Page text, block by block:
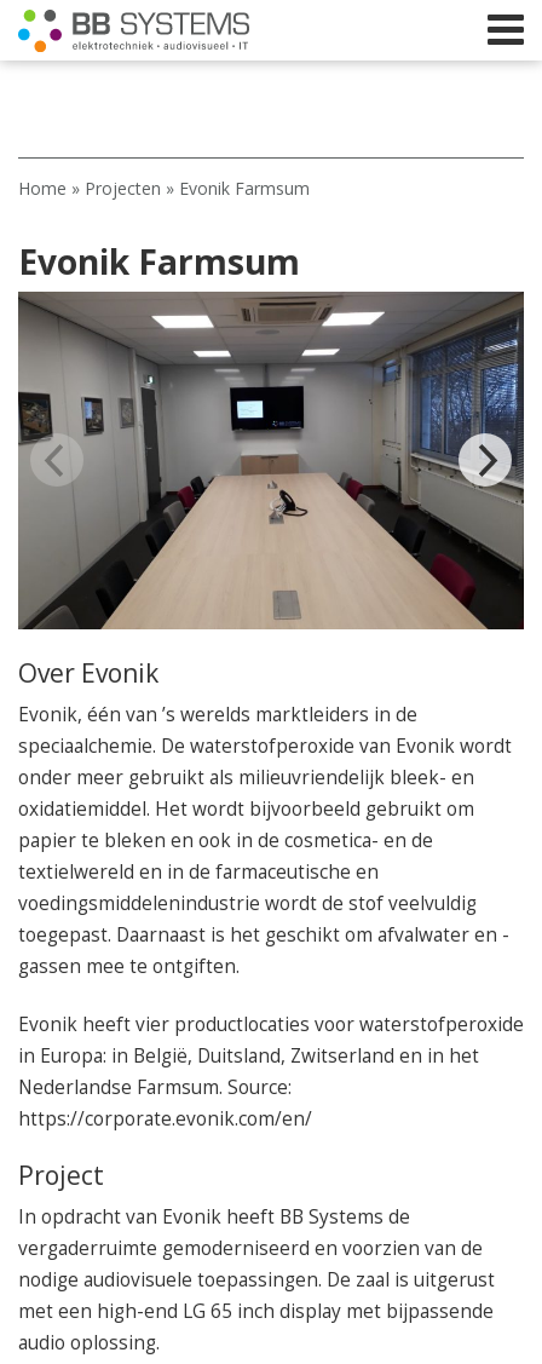
Home
Beeld
Geluid
Elektrotechniek
IT
Webshop
050 – 54 91 662
Route
Home » Projecten » Evonik Farmsum
Evonik Farmsum
Over Evonik
Evonik, één van ’s werelds marktleiders in de
speciaalchemie. De waterstofperoxide van Evonik wordt
onder meer gebruikt als milieuvriendelijk bleek- en
oxidatiemiddel. Het wordt bijvoorbeeld gebruikt om
papier te bleken en ook in de cosmetica- en de
textielwereld en in de farmaceutische en
voedingsmiddelenindustrie wordt de stof veelvuldig
toegepast. Daarnaast is het geschikt om afvalwater en -
gassen mee te ontgiften.
Evonik heeft vier productlocaties voor waterstofperoxide
in Europa: in België, Duitsland, Zwitserland en in het
Nederlandse Farmsum. Source:
https://corporate.evonik.com/en/
Project
In opdracht van Evonik heeft BB Systems de
vergaderruimte gemoderniseerd en voorzien van de
nodige audiovisuele toepassingen. De zaal is uitgerust
met een high-end LG 65 inch display met bijpassende
audio oplossing.